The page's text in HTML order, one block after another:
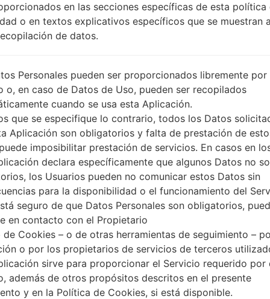
en las secciones específicas de esta política
o en textos explicativos específicos que se muestran
de datos.
Personales pueden ser proporcionados libremente por
o, en caso de Datos de Uso, pueden ser recopilados
cuando se usa esta Aplicación.
que se especifique lo contrario, todos los Datos
Aplicación son obligatorios y falta de prestación de
imposibilitar prestación de servicios. En casos en
declara específicamente que algunos Datos no
los Usuarios pueden no comunicar estos Datos sin
para la disponibilidad o el funcionamiento del
seguro de que Datos Personales son obligatorios,
en contacto con el Propietario
de Cookies – o de otras herramientas de seguimiento –
o por los propietarios de servicios de terceros
sirve para proporcionar el Servicio requerido por
además de otros propósitos descritos en el presente
y en la Política de Cookies, si está disponible.